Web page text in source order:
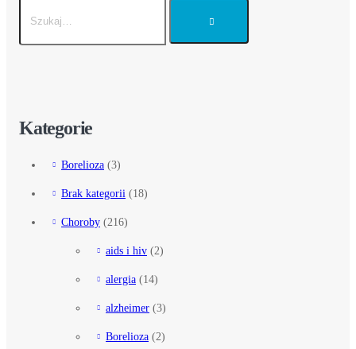
Kategorie
Borelioza (3)
Brak kategorii (18)
Choroby (216)
aids i hiv (2)
alergia (14)
alzheimer (3)
Borelioza (2)